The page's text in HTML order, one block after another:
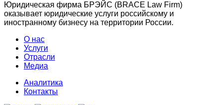
Юридическая фирма БРЭЙС (BRACE Law Firm)
оказывает юридические услуги российскому и
иностранному бизнесу на территории России.
О нас
Услуги
Отрасли
Медиа
Аналитика
Контакты